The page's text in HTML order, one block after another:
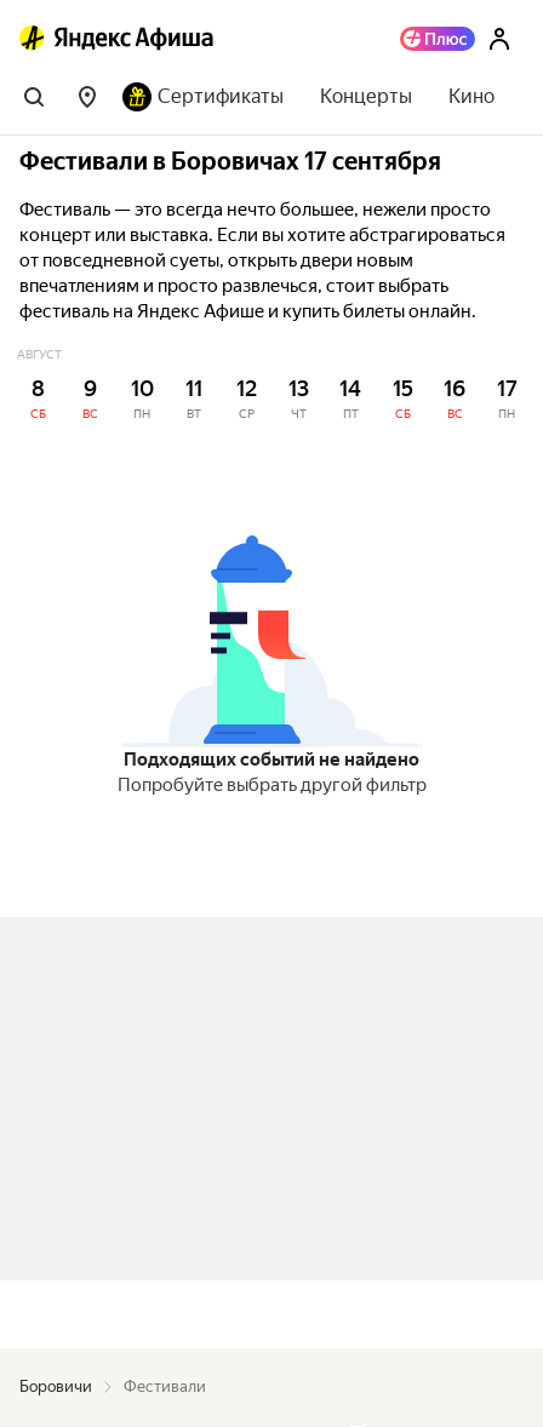
Сертификаты Концерты Кино
Фестивали в Боровичах 17 сентября
Фестиваль — это всегда нечто большее, нежели просто
концерт или выставка. Если вы хотите абстрагироваться
от повседневной суеты, открыть двери новым
впечатлениям и просто развлечься, стоит выбрать
фестиваль на Яндекс Афише и купить билеты онлайн.
АВГУСТ
8
СБ
9
ВС
10
ПН
11
ВТ
12
СР
13
ЧТ
14
ПТ
15
СБ
16
ВС
17
ПН
Подходящих событий не найдено
Попробуйте выбрать другой фильтр
Боровичи Фестивали